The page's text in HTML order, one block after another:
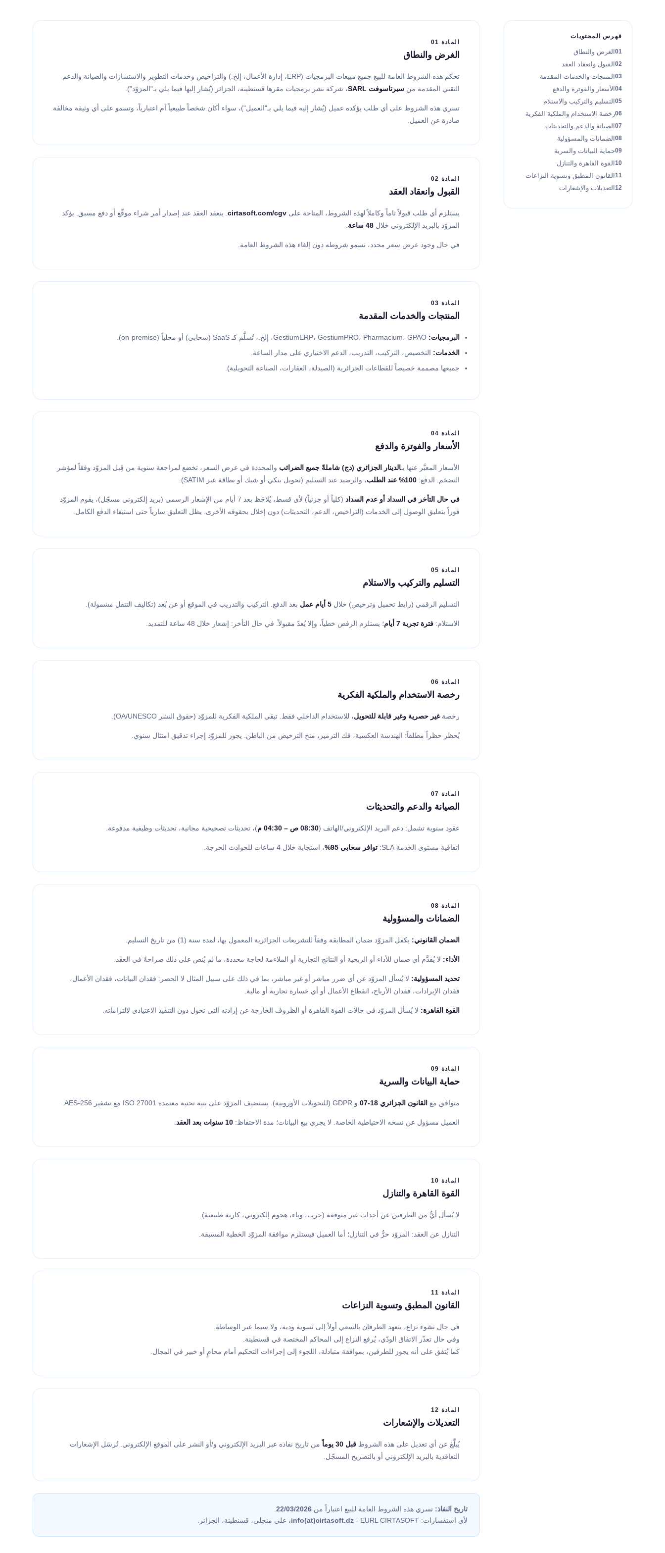
فهرس المحتويات
الغرض والنطاق
القبول وانعقاد العقد
المنتجات والخدمات المقدمة
الأسعار والفوترة والدفع
التسليم والتركيب والاستلام
رخصة الاستخدام والملكية الفكرية
الصيانة والدعم والتحديثات
الضمانات والمسؤولية
حماية البيانات والسرية
القوة القاهرة والتنازل
القانون المطبق وتسوية النزاعات
التعديلات والإشعارات
المادة 01
الغرض والنطاق
تحكم هذه الشروط العامة للبيع جميع مبيعات البرمجيات (ERP، إدارة الأعمال، إلخ.) والتراخيص وخدمات التطوير والاستشارات والصيانة والدعم
التقني المقدمة من سيرتاسوفت SARL ، شركة نشر برمجيات مقرها قسنطينة، الجزائر (يُشار إليها فيما يلي بـ"المزوّد").
تسري هذه الشروط على أي طلب يؤكده عميل (يُشار إليه فيما يلي بـ"العميل")، سواء أكان شخصاً طبيعياً أم اعتبارياً، وتسمو على أي وثيقة مخالفة
صادرة عن العميل.
المادة 02
القبول وانعقاد العقد
يستلزم أي طلب قبولاً تاماً وكاملاً لهذه الشروط، المتاحة على cirtasoft.com/cgv . ينعقد العقد عند إصدار أمر شراء موقّع أو دفع مسبق. يؤكد
المزوّد بالبريد الإلكتروني خلال 48 ساعة
في حال وجود عرض سعر محدد، تسمو شروطه دون إلغاء هذه الشروط العامة.
المادة 03
المنتجات والخدمات المقدمة
البرمجيات:
الخدمات: التخصيص، التركيب، التدريب، الدعم الاختياري على مدار الساعة.
جميعها مصممة خصيصاً للقطاعات الجزائرية (الصيدلة، العقارات، الصناعة التحويلية).
المادة 04
الأسعار والفوترة والدفع
الأسعار المعبَّر عنها بـالدينار الجزائري (دج) شاملةً جميع الضرائب والمحددة في عرض السعر، تخضع لمراجعة سنوية من قِبل المزوّد وفقاً لمؤشر
التضخم. الدفع: 100% عند الطلب ، والرصيد عند التسليم (تحويل بنكي أو شيك أو بطاقة عبر SATIM).
في حال التأخر في السداد أو عدم السداد
(كلياً أو جزئياً) لأي قسط، يُلاحَظ بعد 7 أيام من الإشعار الرسمي (بريد إلكتروني مسجّل)، يقوم المزوّد
فوراً بتعليق الوصول إلى الخدمات (التراخيص، الدعم، التحديثات) دون إخلال بحقوقه الأخرى. يظل التعليق سارياً حتى استيفاء الدفع الكامل.
المادة 05
التسليم والتركيب والاستلام
التسليم الرقمي (رابط تحميل وترخيص) خلال 5 أيام عمل بعد الدفع. التركيب والتدريب في الموقع أو عن بُعد (تكاليف التنقل مشمولة).
الاستلام: فترة تجربة 7 أيام ؛ يستلزم الرفض خطياً، وإلا يُعدّ مقبولاً. في حال التأخر: إشعار خلال 48 ساعة للتمديد.
المادة 06
رخصة الاستخدام والملكية الفكرية
رخصةغير حصرية وغير قابلة للتحويل، للاستخدام الداخلي فقط. تبقى الملكية الفكرية للمزوّد (حقوق النشر OA/UNESCO).
يُحظر حظراً مطلقاً: الهندسة العكسية، فك الترميز، منح الترخيص من الباطن. يجوز للمزوّد إجراء تدقيق امتثال سنوي.
المادة 07
الصيانة والدعم والتحديثات
عقود سنوية تشمل: دعم البريد الإلكتروني/الهاتف (08:30 ص – 04:30 م )، تحديثات تصحيحية مجانية، تحديثات وظيفية مدفوعة.
اتفاقية مستوى الخدمة SLA: توافر سحابي 95% ، استجابة خلال 4 ساعات للحوادث الحرجة.
المادة 08
الضمانات والمسؤولية
الضمان القانوني: يكفل المزوّد ضمان المطابقة وفقاً للتشريعات الجزائرية المعمول بها، لمدة سنة (1) من تاريخ التسليم.
الأداء: لا يُقدَّم أي ضمان للأداء أو الربحية أو النتائج التجارية أو الملاءمة لحاجة محددة، ما لم يُنص على ذلك صراحةً في العقد.
تحديد المسؤولية: لا يُسأل المزوّد عن أي ضرر مباشر أو غير مباشر، بما في ذلك على سبيل المثال لا الحصر: فقدان البيانات، فقدان الأعمال،
فقدان الإيرادات، فقدان الأرباح، انقطاع الأعمال أو أي خسارة تجارية أو مالية.
القوة القاهرة: لا يُسأل المزوّد في حالات القوة القاهرة أو الظروف الخارجة عن إرادته التي تحول دون التنفيذ الاعتيادي لالتزاماته.
المادة 09
حماية البيانات والسرية
متوافق مع القانون الجزائري 18-07 و GDPR (للتحويلات الأوروبية). يستضيف المزوّد على بنية تحتية معتمدة ISO 27001 مع تشفير AES-256.
العميل مسؤول عن نسخه الاحتياطية الخاصة. لا يجري بيع البيانات؛ مدة الاحتفاظ: 10 سنوات بعد العقد
المادة 10
القوة القاهرة والتنازل
لا يُسأل أيٌّ من الطرفين عن أحداث غير متوقعة (حرب، وباء، هجوم إلكتروني، كارثة طبيعية).
التنازل عن العقد: المزوّد حرٌّ في التنازل؛ أما العميل فيستلزم موافقة المزوّد الخطية المسبقة.
المادة 11
القانون المطبق وتسوية النزاعات
في حال نشوء نزاع، يتعهد الطرفان بالسعي أولاً إلى تسوية ودية، ولا سيما عبر الوساطة.
وفي حال تعذّر الاتفاق الودّي، يُرفع النزاع إلى المحاكم المختصة في قسنطينة.
كما يُتفق على أنه يجوز للطرفين، بموافقة متبادلة، اللجوء إلى إجراءات التحكيم أمام محامٍ أو خبير في المجال.
المادة 12
التعديلات والإشعارات
يُبلَّغ عن أي تعديل على هذه الشروط قبل 30 يوماً
من تاريخ نفاذه عبر البريد الإلكتروني و/أو النشر على الموقع الإلكتروني. تُرسَل الإشعارات
التعاقدية بالبريد الإلكتروني أو بالتصريح المسجّل.
تاريخ النفاذ: تسري هذه الشروط العامة للبيع اعتباراً من 22/03/2026
.
لأي استفسارات:
info(at)cirtasoft.dz - EURL CIRTASOFT، علي منجلي، قسنطينة، الجزائر.